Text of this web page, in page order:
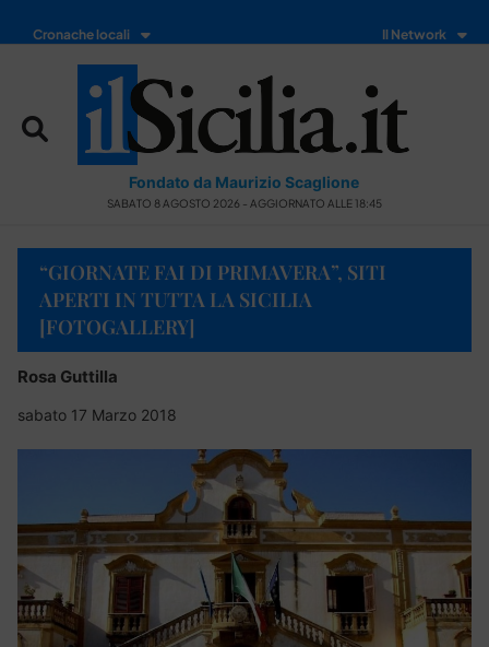
Cronache locali Il Network
Fondato da Maurizio Scaglione
SABATO 8 AGOSTO 2026 - AGGIORNATO ALLE 18:45
“GIORNATE FAI DI PRIMAVERA”, SITI
APERTI IN TUTTA LA SICILIA
[FOTOGALLERY]
Rosa Guttilla
sabato 17 Marzo 2018